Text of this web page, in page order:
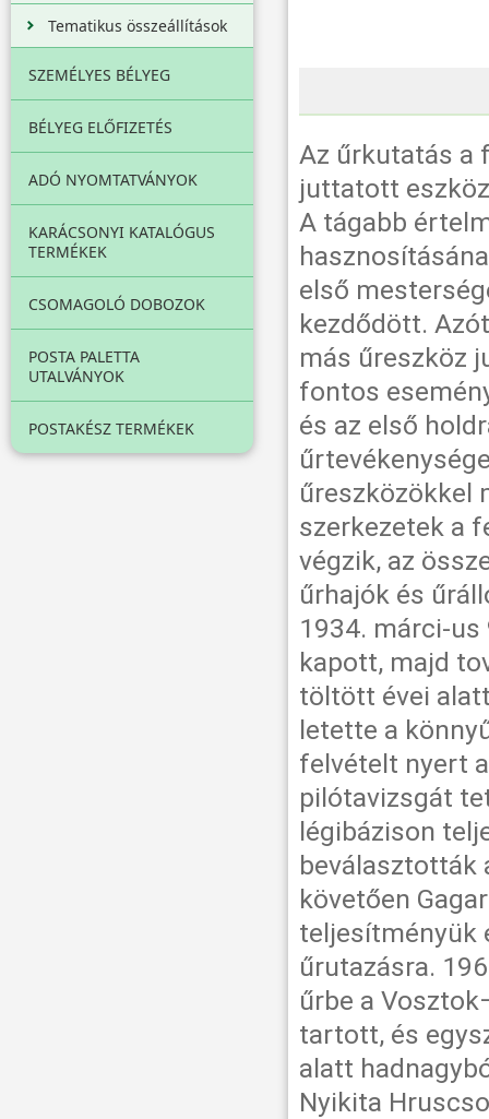
Tematikus összeállítások
SZEMÉLYES BÉLYEG
BÉLYEG ELŐFIZETÉS
ADÓ NYOMTATVÁNYOK
KARÁCSONYI KATALÓGUS
TERMÉKEK
CSOMAGOLÓ DOBOZOK
POSTA PALETTA
UTALVÁNYOK
POSTAKÉSZ TERMÉKEK
Az űrkutatás a
juttatott
A tágabb
első
kezdődött.
más űreszköz
fontos
és az első
űreszközökkel
szerkezetek a
végzik, az
űrhajók és
1934. márci-
kapott, majd
töltött évei
letette a
felvételt nyert
pilótavizsgát
légibázison
beválasztották
követően
teljesítményük
űrutazásra.
űrbe a
tartott, és
alatt
Nyikita